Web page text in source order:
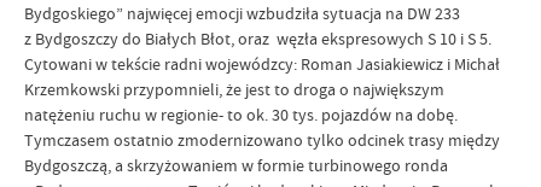
Bydgoskiego” najwięcej emocji wzbudziła sytuacja na DW 233
z Bydgoszczy do Białych Błot, oraz węzła ekspresowych S 10 i S 5.
Cytowani w tekście radni wojewódzcy: Roman Jasiakiewicz i Michał
Krzemkowski przypomnieli, że jest to droga o największym
natężeniu ruchu w regionie- to ok. 30 tys. pojazdów na dobę.
Tymczasem ostatnio zmodernizowano tylko odcinek trasy między
Bydgoszczą, a skrzyżowaniem w formie turbinowego ronda